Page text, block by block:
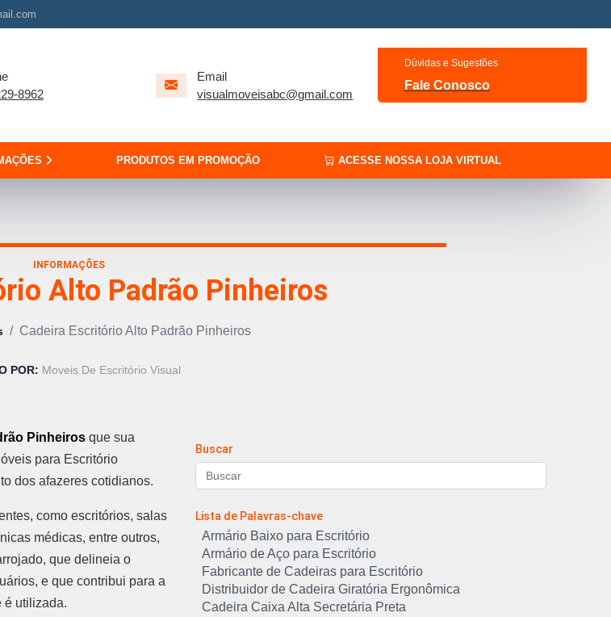
8962
Email
visualmoveisabc@gmail.com
Dúvidas e Sugestões
Fale Conosco
PRODUTOS EM PROMOÇÃO ACESSE NOSSA LOJA VIRTUAL
INFORMAÇÕES
Alto Padrão Pinheiros
/ Cadeira Escritório Alto Padrão Pinheiros
POR: Moveis De Escritório Visual
Pinheiros que sua
para Escritório
dos afazeres cotidianos.
como escritórios, salas
médicas, entre outros,
que delineia o
e que contribui para a
é utilizada.
Buscar
Lista de Palavras-chave
Armário Baixo para Escritório
Armário de Aço para Escritório
Fabricante de Cadeiras para Escritório
Distribuidor de Cadeira Giratória Ergonômica
Cadeira Caixa Alta Secretária Preta